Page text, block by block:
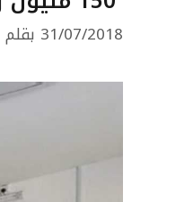
31/07/2018 بقلم